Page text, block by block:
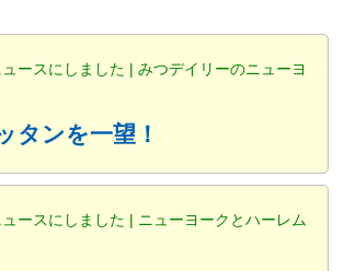
ースにしました | みつデイリーのニューヨ
タンを一望！
ースにしました | ニューヨークとハーレム